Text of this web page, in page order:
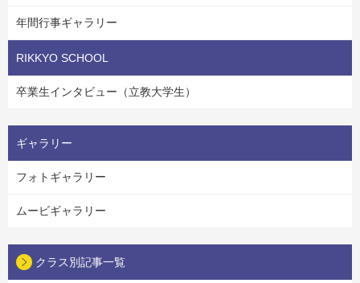
年間行事ギャラリー
RIKKYO SCHOOL
卒業生インタビュー（立教大学生）
ギャラリー
フォトギャラリー
ムービギャラリー
クラス別記事一覧